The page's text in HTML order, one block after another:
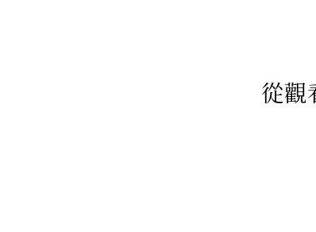
從觀